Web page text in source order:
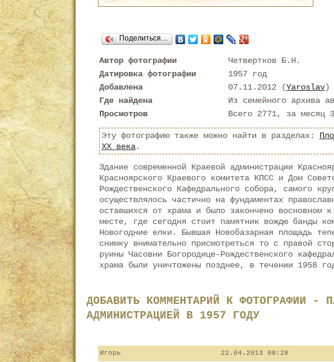
Поделиться…
Автор фотографии
Четвертков Б.Н.
Датировка фотографии
1957 год
Добавлена
07.11.2012 (Yaroslav)
Где найдена
Из семейного архива
Просмотров
Всего 2771, за месяц
Эту фотографию также можно найти в разделах:
XX века.
Здание современной Краевой администрации
Красноярского Краевого комитета КПСС и Дом
Рождественского Кафедрального собора, самого
осуществлялось частично на фундаментах
оставшихся от храма и было закончено
месте, где сегодня стоит памятник вождю банды
Новогодние елки. Бывшая Новобазарная площадь
снимку внимательно присмотреться то с правой
руины Часовни Богородице-Рождественского
храма были уничтожены позднее, в течении 1958
ДОБАВИТЬ КОММЕНТАРИЙ К ФОТОГРАФИИ -
АДМИНИСТРАЦИЕЙ В 1957 ГОДУ
Игорь 22.04.2013 08:28